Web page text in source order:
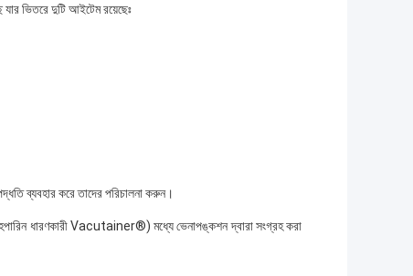
ভিতরে দুটি আইটেম রয়েছেঃ
ব্যবহার করে তাদের পরিচালনা করুন।
ধারণকারী Vacutainer®) মধ্যে ভেনাপঙ্কশন দ্বারা সংগ্রহ করা